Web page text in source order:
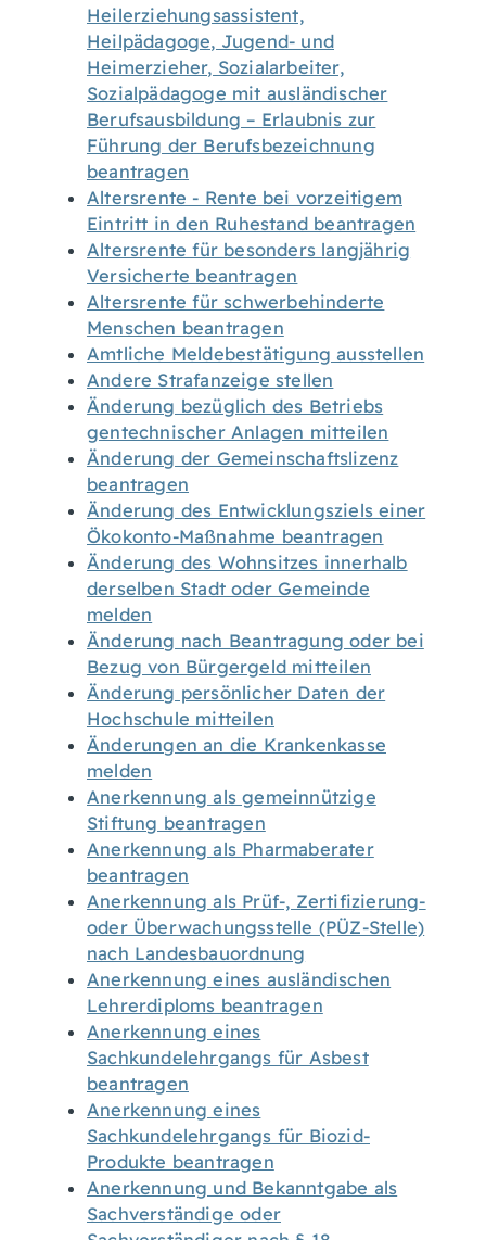
Heilerziehungsassistent,
Heilpädagoge, Jugend- und
Heimerzieher, Sozialarbeiter,
Sozialpädagoge mit ausländischer
Berufsausbildung – Erlaubnis zur
Führung der Berufsbezeichnung
beantragen
Altersrente - Rente bei vorzeitigem
Eintritt in den Ruhestand beantragen
Altersrente für besonders langjährig
Versicherte beantragen
Altersrente für schwerbehinderte
Menschen beantragen
Amtliche Meldebestätigung ausstellen
Andere Strafanzeige stellen
Änderung bezüglich des Betriebs
gentechnischer Anlagen mitteilen
Änderung der Gemeinschaftslizenz
beantragen
Änderung des Entwicklungsziels einer
Ökokonto-Maßnahme beantragen
Änderung des Wohnsitzes innerhalb
derselben Stadt oder Gemeinde
melden
Änderung nach Beantragung oder bei
Bezug von Bürgergeld mitteilen
Änderung persönlicher Daten der
Hochschule mitteilen
Änderungen an die Krankenkasse
melden
Anerkennung als gemeinnützige
Stiftung beantragen
Anerkennung als Pharmaberater
beantragen
Anerkennung als Prüf-, Zertifizierung-
oder Überwachungsstelle (PÜZ-Stelle)
nach Landesbauordnung
Anerkennung eines ausländischen
Lehrerdiploms beantragen
Anerkennung eines
Sachkundelehrgangs für Asbest
beantragen
Anerkennung eines
Sachkundelehrgangs für Biozid-
Produkte beantragen
Anerkennung und Bekanntgabe als
Sachverständige oder